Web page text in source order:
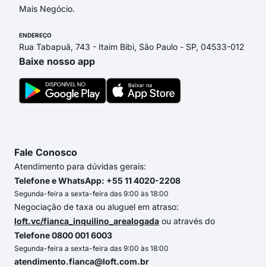
Mais Negócio.
ENDEREÇO
Rua Tabapuã, 743 - Itaim Bibi, São Paulo - SP, 04533-012
Baixe nosso app
Fale Conosco
Atendimento para dúvidas gerais:
Telefone e WhatsApp: +55 11 4020-2208
Segunda-feira a sexta-feira das 9:00 às 18:00
Negociação de taxa ou aluguel em atraso:
loft.vc/fianca_inquilino_arealogada ou através do
Telefone 0800 001 6003
Segunda-feira a sexta-feira das 9:00 às 18:00
atendimento.fianca@loft.com.br